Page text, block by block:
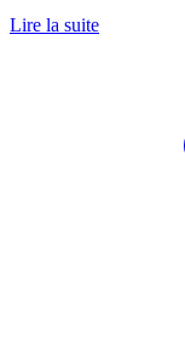
Lire la suite